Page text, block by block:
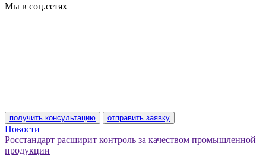
Мы в соц.сетях
получить консультацию отправить заявку
Новости
Росстандарт расширит контроль за качеством промышленной
продукции